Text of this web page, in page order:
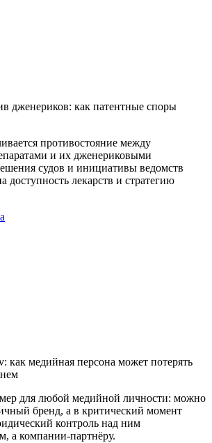
дженериков: как патентные споры
противостояние между
и их дженериковыми
судов и инициативы ведомств
лекарств и стратегию
как медийная персона может потерять
для любой медийной личности: можно
бренд, а в критический момент
контроль над ним
а компании‑партнёру.